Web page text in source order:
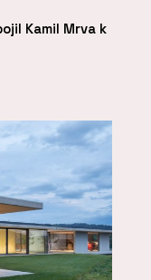
Kamil Mrva k